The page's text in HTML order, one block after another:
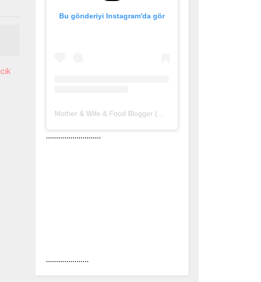
Bu gönderiyi Instagram'da gör
...........................
.....................